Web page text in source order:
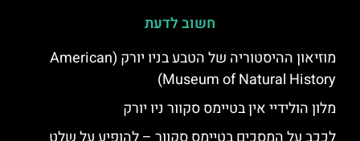
חשוב לדעת
מוזיאון ההיסטוריה של הטבע בניו יורק (American
Museum of Natural History)
מלון הולידיי אין בטיימס סקוור ניו יורק